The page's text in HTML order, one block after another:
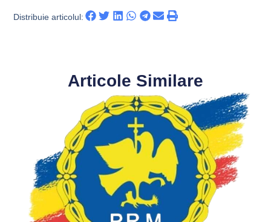
Distribuie articolul:
Articole Similare